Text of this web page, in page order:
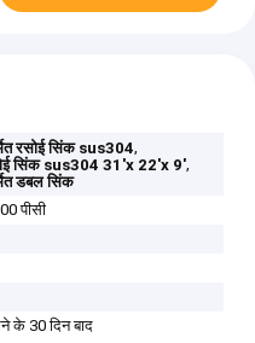
रसोई सिंक sus304,
सिंक sus304 31'x 22'x 9',
डबल सिंक
पीसी
के 30 दिन बाद